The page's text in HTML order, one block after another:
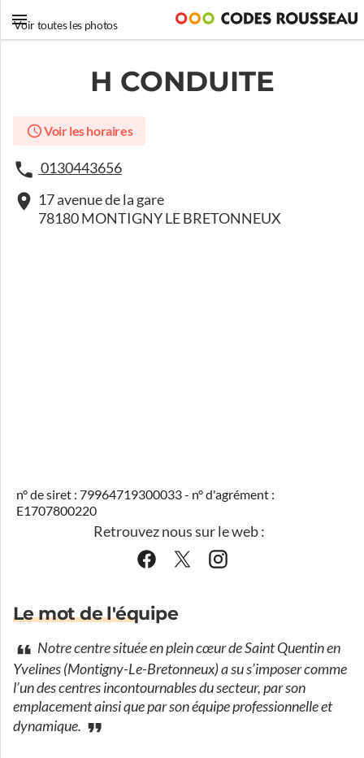
Voir toutes les photos
H CONDUITE
Voir les horaires
0130443656
17 avenue de la gare
78180 MONTIGNY LE BRETONNEUX
n° de siret : 79964719300033 - n° d'agrément :
E1707800220
Retrouvez nous sur le web :
Le mot de l'équipe
Notre centre située en plein cœur de Saint Quentin en
Yvelines (Montigny-Le-Bretonneux) a su s’imposer comme
l’un des centres incontournables du secteur, par son
emplacement ainsi que par son équipe professionnelle et
dynamique.